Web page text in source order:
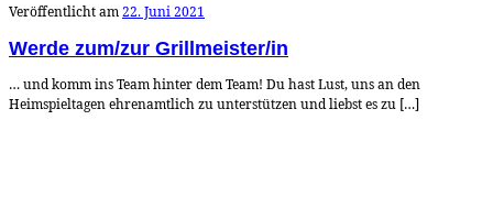
Veröffentlicht am22. Juni 2021
Werde zum/zur Grillmeister/in
… und komm ins Team hinter dem Team! Du hast Lust, uns an den
Heimspieltagen ehrenamtlich zu unterstützen und liebst es zu […]